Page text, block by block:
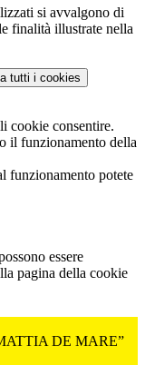
si avvalgono di
finalità illustrate nella
tutti i cookies
cookie consentire.
il funzionamento della
funzionamento potete
essere
pagina della cookie
DE MARE”